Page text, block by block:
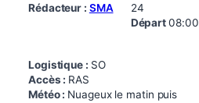
Rédacteur : SMA
24
Départ08:00
Logistique : SO
Accès : RAS
Météo : Nuageux le matin puis